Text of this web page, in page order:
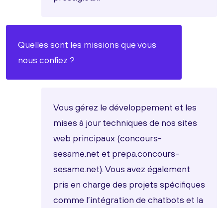
Quelles sont les missions que vous
nous confiez ?
Vous gérez le développement et les
mises à jour techniques de nos sites
web principaux (concours-
sesame.net et prepa.concours-
sesame.net). Vous avez également
pris en charge des projets spécifiques
comme l’intégration de chatbots et la